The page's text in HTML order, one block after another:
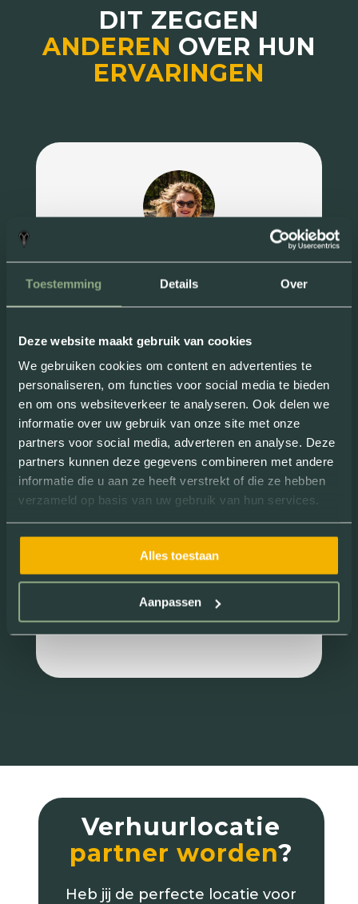
Toestemming Details Over
Deze website maakt gebruik van cookies
We gebruiken cookies om content en advertenties te
personaliseren, om functies voor social media te bieden
en om ons websiteverkeer te analyseren. Ook delen we
informatie over uw gebruik van onze site met onze
partners voor social media, adverteren en analyse. Deze
partners kunnen deze gegevens combineren met andere
informatie die u aan ze heeft verstrekt of die ze hebben
verzameld op basis van uw gebruik van hun services.
Alles toestaan
Aanpassen
DIT ZEGGEN
ANDEREN OVER HUN
ERVARINGEN
“Superleukuitje om met een groep te
doen. De E-choppers zitten fijn, zelfs
Review van: Milou Nielissen
nieuwe interessante plekjes
kennen. Superleuk! ”
Review van: Rick Maessen
Verhuurlocatie
partner worden?
Heb jij de perfecte locatie voor